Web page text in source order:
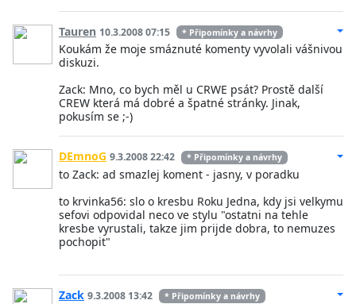
Tauren 10.3.2008 07:15 * Připomínky a návrhy
Koukám že moje smáznuté komenty vyvolali vášnivou
diskuzi.
Zack: Mno, co bych měl u CRWE psát? Prostě další
CREW která má dobré a špatné stránky. Jinak,
pokusím se ;-)
DEmnoG 9.3.2008 22:42 * Připomínky a návrhy
to Zack: ad smazlej koment - jasny, v poradku
to krvinka56: slo o kresbu Roku Jedna, kdy jsi velkymu
sefovi odpovidal neco ve stylu "ostatni na tehle
kresbe vyrustali, takze jim prijde dobra, to nemuzes
pochopit"
Zack 9.3.2008 13:42 * Připomínky a návrhy